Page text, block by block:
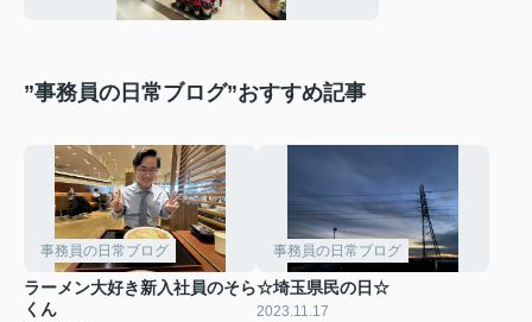
”事務員の日常ブログ”おすすめ記事
事務員の日常ブログ
ラーメン大好き新入社員のそら
くん
事務員の日常ブログ
☆埼玉県民の日☆
2023.11.17